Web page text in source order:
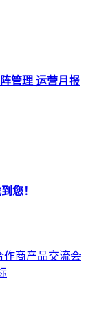
管理 运营月报
您！
作商产品交流会